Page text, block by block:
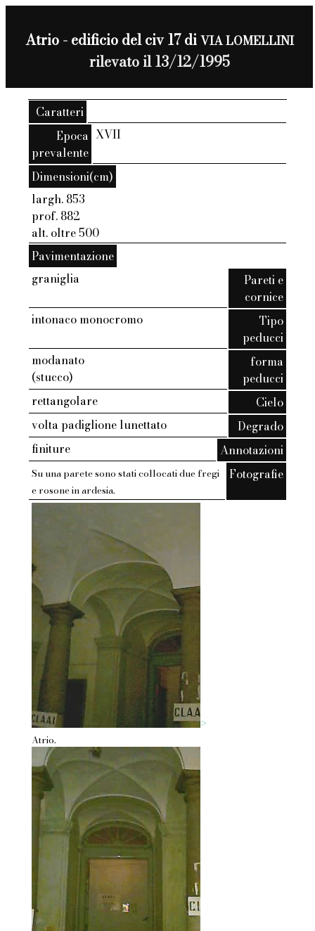
Atrio - edificio del civ 17 diVIA LOMELLINI
rilevato il 13/12/1995
Caratteri
Epoca
prevalente
XVII
Dimensioni(cm)
largh. 853
prof. 882
alt. oltre 500
Pavimentazione
graniglia
Pareti e
cornice
intonaco monocromo
Tipo
peducci
modanato
(stucco)
forma
peducci
rettangolare
Cielo
volta padiglione lunettato
Degrado
finiture
Annotazioni
Su una parete sono stati collocati due fregi
e rosone in ardesia.
Fotografie
>
Atrio.